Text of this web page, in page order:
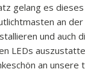
gelang es dieses
an
und auch
LEDs
an unsere